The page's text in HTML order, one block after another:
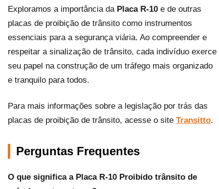
Exploramos a importância da Placa R-10 e de outras
placas de proibição de trânsito como instrumentos
essenciais para a segurança viária. Ao compreender e
respeitar a sinalização de trânsito, cada indivíduo exerce
seu papel na construção de um tráfego mais organizado
e tranquilo para todos.
Para mais informações sobre a legislação por trás das
placas de proibição de trânsito, acesse o site Transitto.
Perguntas Frequentes
O que significa a Placa R-10 Proibido trânsito de